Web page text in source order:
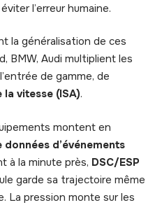
l’erreur humaine.
la généralisation de ces
BMW, Audi multiplient les
de gamme, de
vitesse (ISA).
montent en
d’événements
à la minute près, DSC/ESP
garde sa trajectoire même
La pression monte sur les